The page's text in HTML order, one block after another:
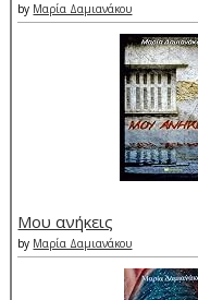
by Μαρία Δαμιανάκου
Μου ανήκεις
by Μαρία Δαμιανάκου